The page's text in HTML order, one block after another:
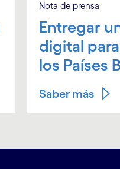
Nota de prensa
Entregar
digital
los Países
Saber más